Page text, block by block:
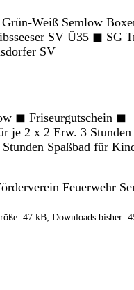
Weiß Semlow
SV Ü35 ◼ SG
SV
◼ Friseurgutschein ◼
je 2 x 2 Erw. 3 Stunden
Spaßbad für
Feuerwehr
47 kB; Downloads bisher: